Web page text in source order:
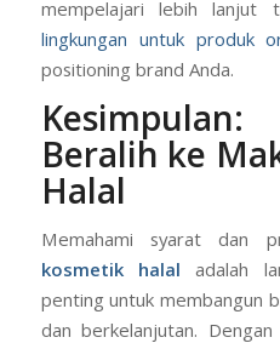
mempelajari lebih lanjut
lingkungan untuk produk
positioning brand Anda.
Beralih ke
Halal
Memahami syarat dan
kosmetik halal adalah
penting untuk membangun
dan berkelanjutan.